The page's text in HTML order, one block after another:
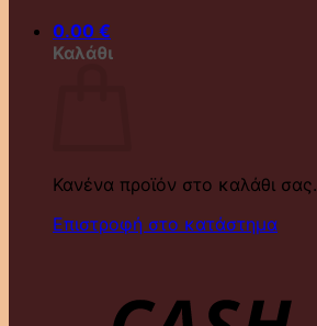
0.00 €
Καλάθι
Κανένα προϊόν στο καλάθι σας.
Επιστροφή στο κατάστημα